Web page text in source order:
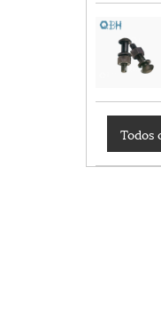
Todos